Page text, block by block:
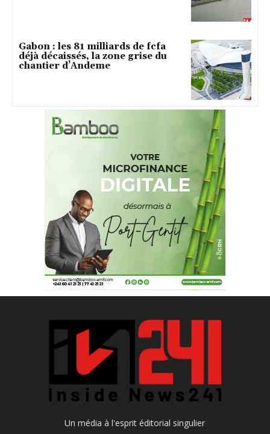
Gabon : les 81 milliards de fcfa
déjà décaissés, la zone grise du
chantier d’Andeme
Un média à l'esprit éditorial singulier